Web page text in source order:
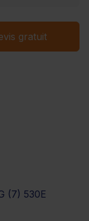
gratuit
(7) 530E